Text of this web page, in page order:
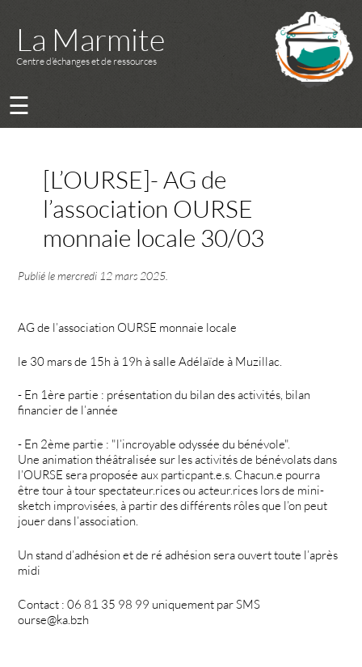
La Marmite
Centre d’échanges et de ressources
☰
[L’OURSE]- AG de
l’association OURSE
monnaie locale 30/03
Publié lemercredi 12 mars 2025
AG de l’association OURSE monnaie locale
le 30 mars de 15h à 19h à salle Adélaïde à Muzillac.
- En 1ère partie : présentation du bilan des activités, bilan
financier de l’année
- En 2ème partie : "l’incroyable odyssée du bénévole".
Une animation théâtralisée sur les activités de bénévolats dans
l’OURSE sera proposée aux particpant.e.s. Chacun.e pourra
être tour à tour spectateur.rices ou acteur.rices lors de mini-
sketch improvisées, à partir des différents rôles que l’on peut
jouer dans l’association.
Un stand d’adhésion et de ré adhésion sera ouvert toute l’après
midi
Contact : 06 81 35 98 99 uniquement par SMS
ourse@ka.bzh